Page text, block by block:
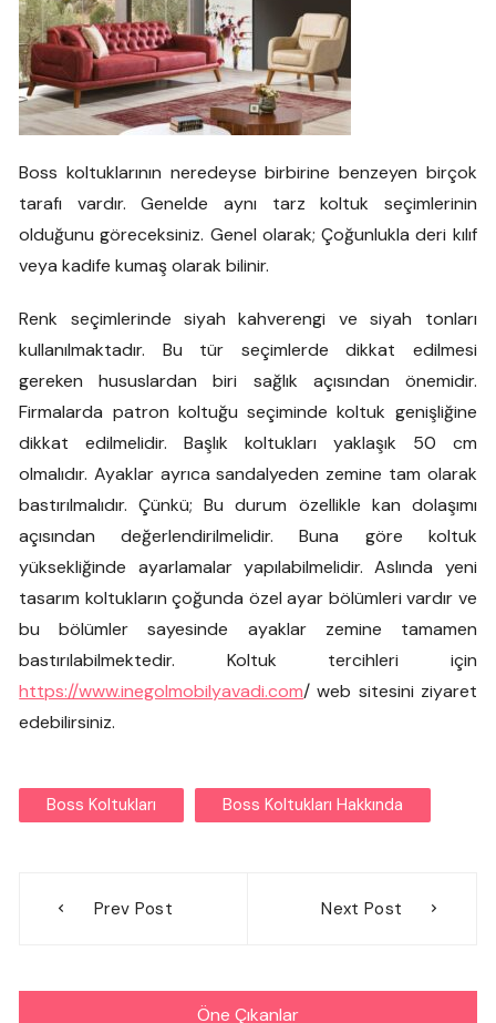
Boss koltuklarının neredeyse birbirine benzeyen birçok
tarafı vardır. Genelde aynı tarz koltuk seçimlerinin
olduğunu göreceksiniz. Genel olarak; Çoğunlukla deri kılıf
veya kadife kumaş olarak bilinir.
Renk seçimlerinde siyah kahverengi ve siyah tonları
kullanılmaktadır. Bu tür seçimlerde dikkat edilmesi
gereken hususlardan biri sağlık açısından önemidir.
Firmalarda patron koltuğu seçiminde koltuk genişliğine
dikkat edilmelidir. Başlık koltukları yaklaşık 50 cm
olmalıdır. Ayaklar ayrıca sandalyeden zemine tam olarak
bastırılmalıdır. Çünkü; Bu durum özellikle kan dolaşımı
açısından değerlendirilmelidir. Buna göre koltuk
yüksekliğinde ayarlamalar yapılabilmelidir. Aslında yeni
tasarım koltukların çoğunda özel ayar bölümleri vardır ve
bu bölümler sayesinde ayaklar zemine tamamen
bastırılabilmektedir. Koltuk tercihleri için
https://www.inegolmobilyavadi.com/ web sitesini ziyaret
edebilirsiniz.
Boss Koltukları Boss Koltukları Hakkında
gezinmesi
Prev Post Next Post
Öne Çıkanlar